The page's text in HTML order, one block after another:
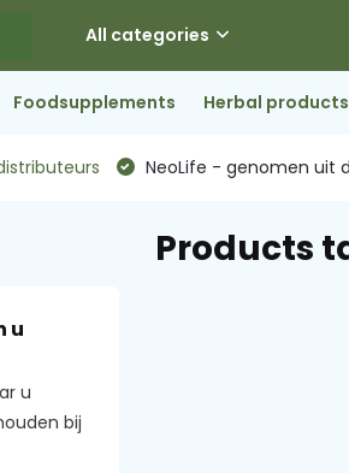
All categories
Foodsupplements Herbal products
NeoLife - genomen uit
u
u
bij
Products